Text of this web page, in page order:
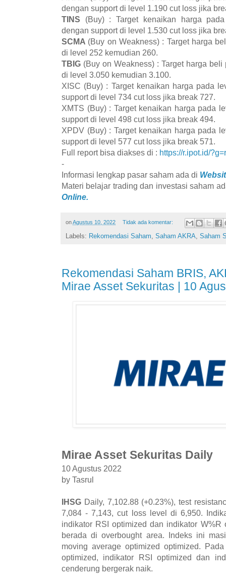
dengan support di level 1.190 cut loss jika
TINS (Buy) : Target kenaikan harga
dengan support di level 1.530 cut loss jika
SCMA (Buy on Weakness) : Target harga
di level 252 kemudian 260.
TBIG (Buy on Weakness) : Target harga
di level 3.050 kemudian 3.100.
XISC (Buy) : Target kenaikan harga pada
support di level 734 cut loss jika break 727.
XMTS (Buy) : Target kenaikan harga pada
support di level 498 cut loss jika break 494.
XPDV (Buy) : Target kenaikan harga pada
support di level 577 cut loss jika break 571.
Full report bisa diakses di : https://r.ipot.id/
-
Informasi lengkap pasar saham ada di
Materi belajar trading dan investasi saham
Online.
onAgustus 10, 2022 Tidak ada komentar:
Labels: Rekomendasi Saham Saham AKRA Saham
Rekomendasi Saham BRIS,
Mirae Asset Sekuritas | 10
Mirae Asset Sekuritas Daily
10 Agustus 2022
by Tasrul
IHSG Daily, 7,102.88 (+0.23%), test
7,084 - 7,143, cut loss level di 6,950.
indikator RSI optimized dan indikator W%R
berada di overbought area. Indeks ini
moving average optimized optimized.
optimized, indikator RSI optimized dan
cenderung bergerak naik.